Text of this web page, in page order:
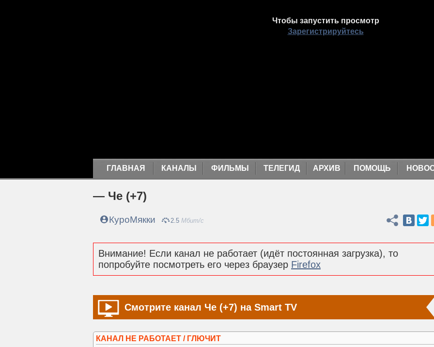
Чтобы запустить просмотр
Зарегистрируйтесь
ГЛАВНАЯ КАНАЛЫ ФИЛЬМЫ ТЕЛЕГИД АРХИВ ПОМОЩЬ
— Че (+7)
КуроМякки 2.5 Мбит/с Поделиться
Внимание! Если канал не работает (идёт постоянная загрузка), то
попробуйте посмотреть его через браузер Firefox
Смотрите канал Че (+7) на Smart TV
КАНАЛ НЕ РАБОТАЕТ / ГЛЮЧИТ